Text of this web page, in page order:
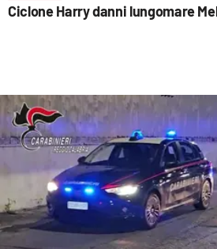
Ciclone Harry danni lungomare